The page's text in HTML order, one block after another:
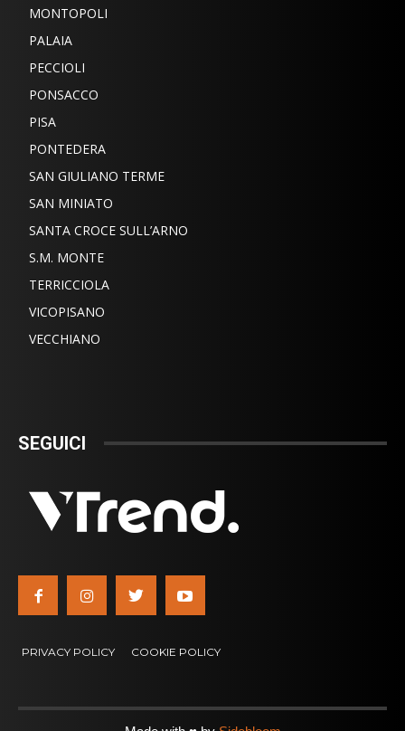
MONTOPOLI
PALAIA
PECCIOLI
PONSACCO
PISA
PONTEDERA
SAN GIULIANO TERME
SAN MINIATO
SANTA CROCE SULL’ARNO
S.M. MONTE
TERRICCIOLA
VICOPISANO
VECCHIANO
SEGUICI
PRIVACY POLICY COOKIE POLICY